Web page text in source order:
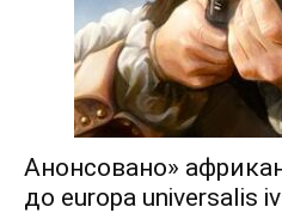
Анонсовано»
до europa universalis iv